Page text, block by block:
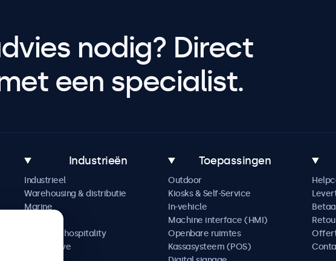
nodig? Direct
een specialist.
Industrieën
Industrieel
Warehousing & distributie
Marine
Horeca & hospitality
Automotive
Toepassingen
Outdoor
Kiosks & Self-Service
In-vehicle
Machine interface (HMI)
Openbare ruimtes
Kassasysteem (POS)